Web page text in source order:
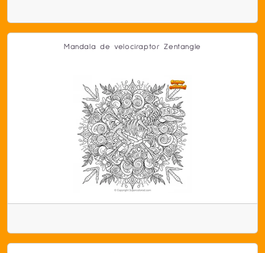
Mandala de velociraptor Zentangle